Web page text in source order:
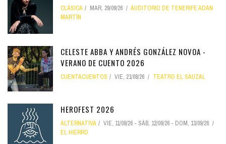
CLÁSICA MAR, 29/09/26
AUDITORIO DE TENERIFE ADÁN
MARTÍN
CELESTE ABBA Y ANDRÉS GONZÁLEZ NOVOA -
VERANO DE CUENTO 2026
CUENTACUENTOS VIE, 21/08/26 TEATRO EL SAUZAL
HEROFEST 2026
ALTERNATIVA VIE, 11/09/26 - SÁB, 12/09/26 - DOM, 13/09/26
EL HIERRO